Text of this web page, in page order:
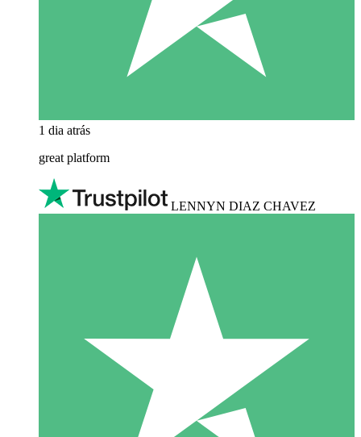
1 dia atrás
great platform
LENNYN DIAZ CHAVEZ